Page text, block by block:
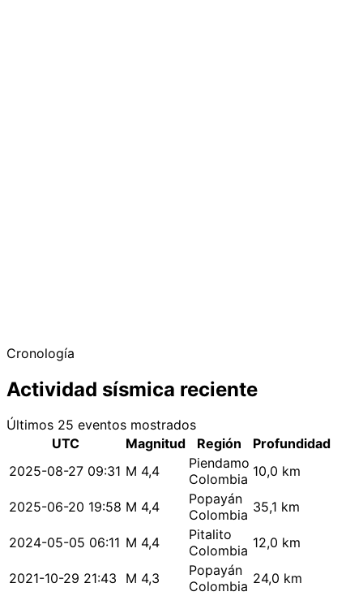
Cronología
Actividad sísmica reciente
Últimos 25 eventos mostrados
UTC
Magnitud Región
Profundidad
2025-08-27 09:31 M 4,4
Piendamo
Colombia 10,0 km
2025-06-20 19:58 M 4,4
Popayán
Colombia 35,1 km
2024-05-05 06:11 M 4,4
Pitalito
Colombia 12,0 km
2021-10-29 21:43 M 4,3
Popayán
Colombia 24,0 km